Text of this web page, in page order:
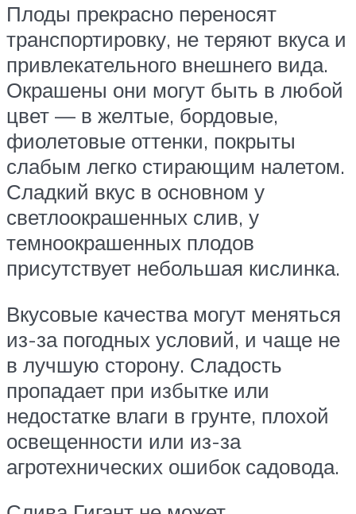
Плоды прекрасно переносят
транспортировку, не теряют вкуса и
привлекательного внешнего вида.
Окрашены они могут быть в любой
цвет — в желтые, бордовые,
фиолетовые оттенки, покрыты
слабым легко стирающим налетом.
Сладкий вкус в основном у
светлоокрашенных слив, у
темноокрашенных плодов
присутствует небольшая кислинка.
Вкусовые качества могут меняться
из-за погодных условий, и чаще не
в лучшую сторону. Сладость
пропадает при избытке или
недостатке влаги в грунте, плохой
освещенности или из-за
агротехнических ошибок садовода.